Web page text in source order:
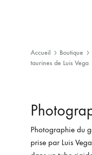
Accueil Boutique
taurines de Luis Vega
Photographie du
prise par Luis